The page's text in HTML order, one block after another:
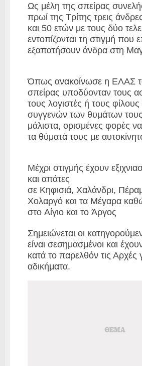
Ως μέλη της σπείρας
πρωί της Τρίτης τρεις
και 50 ετών με τους δύο
εντοπίζονται τη στιγμή που
εξαπατήσουν άνδρα στη
Όπως ανακοίνωσε η ΕΛΑΣ
σπείρας υποδύονταν τους
τους λογιστές ή τους φίλους
συγγενών των θυμάτων
μάλιστα, ορισμένες φορές
τα θύματά τους με
Μέχρι στιγμής έχουν
και απάτες
σε Κηφισιά, Χαλάνδρι,
Χολαργόκαι τα Μέγαρα
στο Αίγιοκαι το Άργος
Σημειώνεται οι
είναι σεσημασμένοι και
κατά το παρελθόν τις Αρχές
αδικήματα.